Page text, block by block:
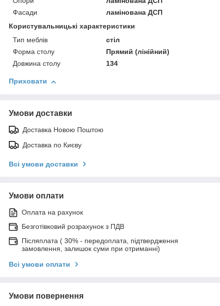
Фасади
ламінована ДСП
Користувальницькі характеристики
Тип меблів
стіл
Форма столу
Прямий (лінійний)
Довжина столу
134
Приховати
Умови доставки
Доставка Новою Поштою
Доставка по Києву
Всі умови доставки
Умови оплати
Оплата на рахунок
Безготівковий розрахунок з ПДВ
Післяплата ( 30% - передоплата, підтвердження
замовлення, залишок суми при отриманні)
Всі умови оплати
Умови повернення